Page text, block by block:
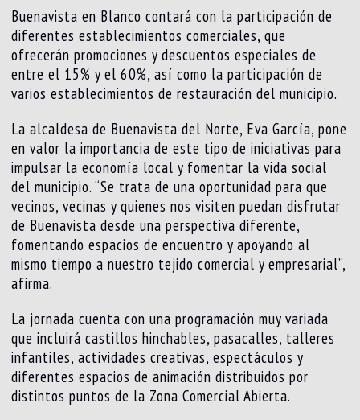
Buenavista en Blanco contará con la participación de
diferentes establecimientos comerciales, que
ofrecerán promociones y descuentos especiales de
entre el 15% y el 60%, así como la participación de
varios establecimientos de restauración del municipio.
La alcaldesa de Buenavista del Norte, Eva García, pone
en valor la importancia de este tipo de iniciativas para
impulsar la economía local y fomentar la vida social
del municipio. “Se trata de una oportunidad para que
vecinos, vecinas y quienes nos visiten puedan disfrutar
de Buenavista desde una perspectiva diferente,
fomentando espacios de encuentro y apoyando al
mismo tiempo a nuestro tejido comercial y empresarial”,
afirma.
La jornada cuenta con una programación muy variada
que incluirá castillos hinchables, pasacalles, talleres
infantiles, actividades creativas, espectáculos y
diferentes espacios de animación distribuidos por
distintos puntos de la Zona Comercial Abierta.